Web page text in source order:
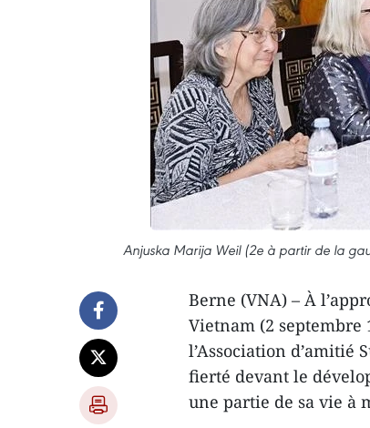
Anjuska Marija Weil (2e à partir de la
Berne (VNA) – À
Vietnam (2 septembre
l’Association d’amitié
fierté devant le
une partie de sa vie à